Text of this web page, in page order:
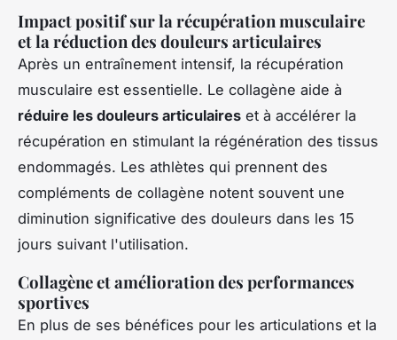
Impact positif sur la récupération musculaire
et la réduction des douleurs articulaires
Après un entraînement intensif, la récupération
musculaire est essentielle. Le collagène aide à
réduire les douleurs articulaires et à accélérer la
récupération en stimulant la régénération des tissus
endommagés. Les athlètes qui prennent des
compléments de collagène notent souvent une
diminution significative des douleurs dans les 15
jours suivant l'utilisation.
Collagène et amélioration des performances
sportives
En plus de ses bénéfices pour les articulations et la